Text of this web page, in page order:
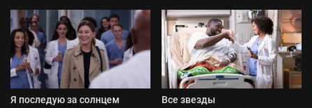
Я последую за солнцем Все звезды